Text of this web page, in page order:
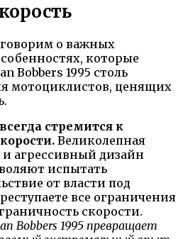
о важных
которые
Bobbers 1995 столь
мотоциклистов, ценящих
стремится к
Великолепная
агрессивный дизайн
испытать
от власти под
все ограничения
скорости.
Bobbers 1995 превращает